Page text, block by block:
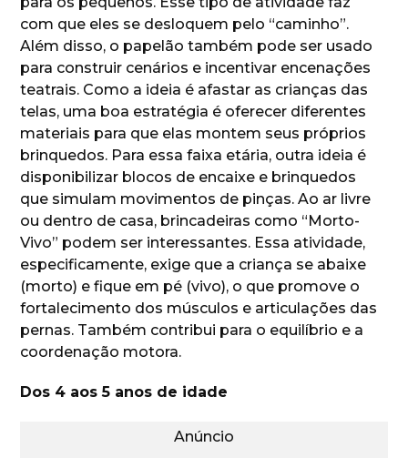
com que eles se desloquem pelo “caminho”.
Além disso, o papelão também pode ser usado
para construir cenários e incentivar encenações
teatrais. Como a ideia é afastar as crianças das
telas, uma boa estratégia é oferecer diferentes
materiais para que elas montem seus próprios
brinquedos. Para essa faixa etária, outra ideia é
disponibilizar blocos de encaixe e brinquedos
que simulam movimentos de pinças. Ao ar livre
ou dentro de casa, brincadeiras como “Morto-
Vivo” podem ser interessantes. Essa atividade,
especificamente, exige que a criança se abaixe
(morto) e fique em pé (vivo), o que promove o
fortalecimento dos músculos e articulações das
pernas. Também contribui para o equilíbrio e a
coordenação motora.
Dos 4 aos 5 anos de idade
Anúncio